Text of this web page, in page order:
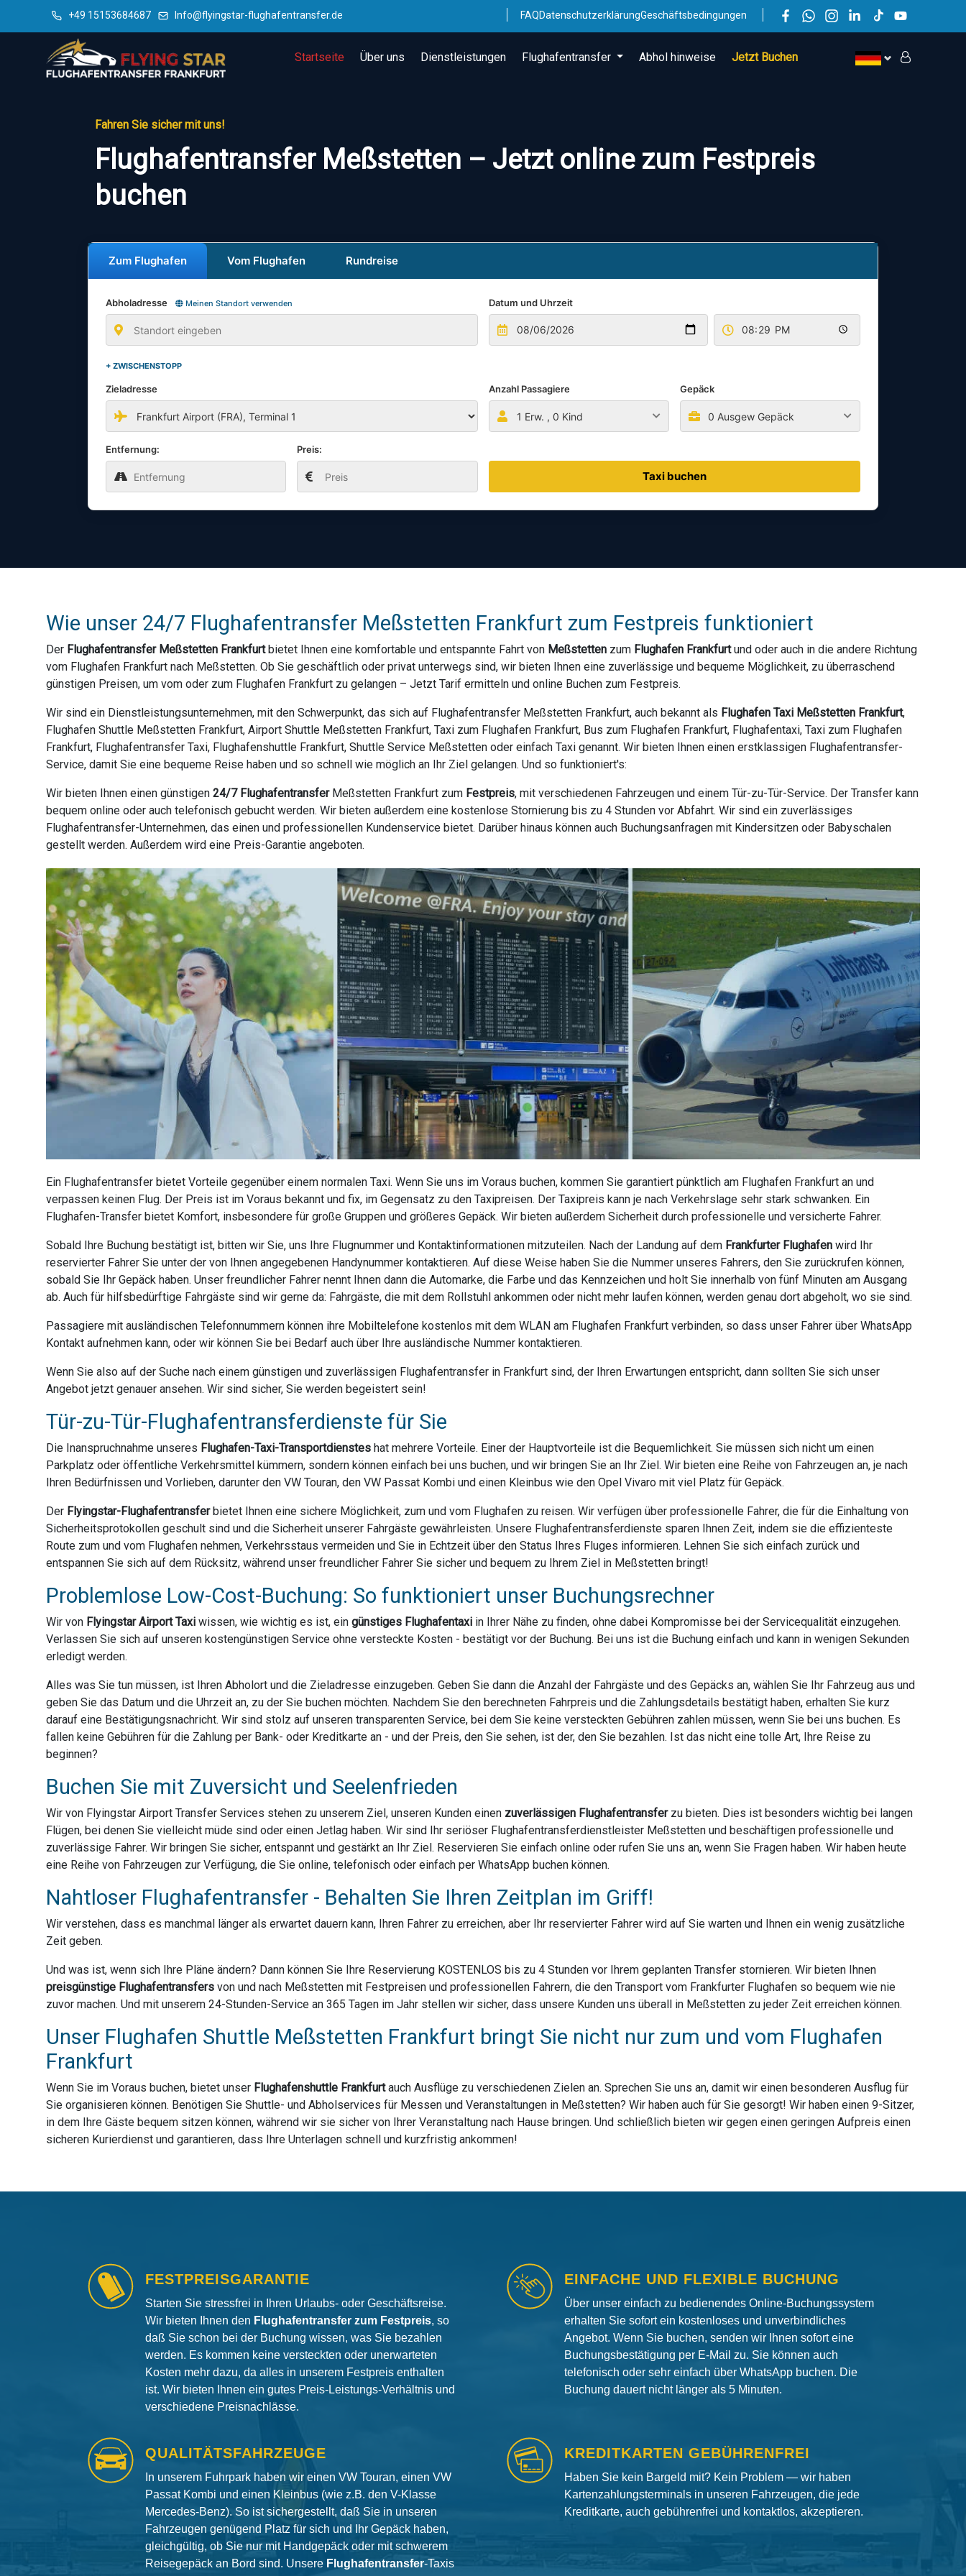
+49 15153684687 Info@flyingstar-flughafentransfer.de FAQDatenschutzerklärungGeschäftsbedingungen
Startseite Über uns Dienstleistungen Flughafentransfer Abhol hinweise Jetzt Buchen
Fahren Sie sicher mit uns!
Flughafentransfer Meßstetten – Jetzt online zum Festpreis
buchen
Zum Flughafen Vom Flughafen Rundreise
Abholadresse Meinen Standort verwenden
+ ZWISCHENSTOPP
Datum und Uhrzeit
Zieladresse Anzahl Passagiere
1 Erw. , 0 Kind
Gepäck
0 Ausgew Gepäck
Entfernung: Preis:
Taxi buchen
Wie unser 24/7 Flughafentransfer Meßstetten Frankfurt zum Festpreis funktioniert
Der Flughafentransfer Meßstetten Frankfurtbietet Ihnen eine komfortable und entspannte Fahrt von Meßstetten zum Flughafen Frankfurtund oder auch in die andere Richtung
vom Flughafen Frankfurt nach Meßstetten. Ob Sie geschäftlich oder privat unterwegs sind, wir bieten Ihnen eine zuverlässige und bequeme Möglichkeit, zu überraschend
günstigen Preisen, um vom oder zum Flughafen Frankfurt zu gelangen – Jetzt Tarif ermitteln und online Buchen zum Festpreis.
Wir sind ein Dienstleistungsunternehmen, mit den Schwerpunkt, das sich auf Flughafentransfer Meßstetten Frankfurt, auch bekannt als Flughafen Taxi Meßstetten Frankfurt,
Flughafen Shuttle Meßstetten Frankfurt, Airport Shuttle Meßstetten Frankfurt, Taxi zum Flughafen Frankfurt, Bus zum Flughafen Frankfurt, Flughafentaxi, Taxi zum Flughafen
Frankfurt, Flughafentransfer Taxi, Flughafenshuttle Frankfurt, Shuttle Service Meßstetten oder einfach Taxi genannt. Wir bieten Ihnen einen erstklassigen Flughafentransfer-
Service, damit Sie eine bequeme Reise haben und so schnell wie möglich an Ihr Ziel gelangen. Und so funktioniert's:
Wir bieten Ihnen einen günstigen 24/7 FlughafentransferMeßstetten Frankfurt zum Festpreis, mit verschiedenen Fahrzeugen und einem Tür-zu-Tür-Service. Der Transfer kann
bequem online oder auch telefonisch gebucht werden. Wir bieten außerdem eine kostenlose Stornierung bis zu 4 Stunden vor Abfahrt. Wir sind ein zuverlässiges
Flughafentransfer-Unternehmen, das einen und professionellen Kundenservice bietet. Darüber hinaus können auch Buchungsanfragen mit Kindersitzen oder Babyschalen
gestellt werden. Außerdem wird eine Preis-Garantie angeboten.
Ein Flughafentransfer bietet Vorteile gegenüber einem normalen Taxi. Wenn Sie uns im Voraus buchen, kommen Sie garantiert pünktlich am Flughafen Frankfurt an und
verpassen keinen Flug. Der Preis ist im Voraus bekannt und fix, im Gegensatz zu den Taxipreisen. Der Taxipreis kann je nach Verkehrslage sehr stark schwanken. Ein
Flughafen-Transfer bietet Komfort, insbesondere für große Gruppen und größeres Gepäck. Wir bieten außerdem Sicherheit durch professionelle und versicherte Fahrer.
Sobald Ihre Buchung bestätigt ist, bitten wir Sie, uns Ihre Flugnummer und Kontaktinformationen mitzuteilen. Nach der Landung auf dem Frankfurter Flughafen wird Ihr
reservierter Fahrer Sie unter der von Ihnen angegebenen Handynummer kontaktieren. Auf diese Weise haben Sie die Nummer unseres Fahrers, den Sie zurückrufen können,
sobald Sie Ihr Gepäck haben. Unser freundlicher Fahrer nennt Ihnen dann die Automarke, die Farbe und das Kennzeichen und holt Sie innerhalb von fünf Minuten am Ausgang
ab. Auch für hilfsbedürftige Fahrgäste sind wir gerne da: Fahrgäste, die mit dem Rollstuhl ankommen oder nicht mehr laufen können, werden genau dort abgeholt, wo sie sind.
Passagiere mit ausländischen Telefonnummern können ihre Mobiltelefone kostenlos mit dem WLAN am Flughafen Frankfurt verbinden, so dass unser Fahrer über WhatsApp
Kontakt aufnehmen kann, oder wir können Sie bei Bedarf auch über Ihre ausländische Nummer kontaktieren.
Wenn Sie also auf der Suche nach einem günstigen und zuverlässigen Flughafentransfer in Frankfurt sind, der Ihren Erwartungen entspricht, dann sollten Sie sich unser
Angebot jetzt genauer ansehen. Wir sind sicher, Sie werden begeistert sein!
Tür-zu-Tür-Flughafentransferdienste für Sie
Die Inanspruchnahme unseres Flughafen-Taxi-Transportdienstes hat mehrere Vorteile. Einer der Hauptvorteile ist die Bequemlichkeit. Sie müssen sich nicht um einen
Parkplatz oder öffentliche Verkehrsmittel kümmern, sondern können einfach bei uns buchen, und wir bringen Sie an Ihr Ziel. Wir bieten eine Reihe von Fahrzeugen an, je nach
Ihren Bedürfnissen und Vorlieben, darunter den VW Touran, den VW Passat Kombi und einen Kleinbus wie den Opel Vivaro mit viel Platz für Gepäck.
Der Flyingstar-Flughafentransferbietet Ihnen eine sichere Möglichkeit, zum und vom Flughafen zu reisen. Wir verfügen über professionelle Fahrer, die für die Einhaltung von
Sicherheitsprotokollen geschult sind und die Sicherheit unserer Fahrgäste gewährleisten. Unsere Flughafentransferdienste sparen Ihnen Zeit, indem sie die effizienteste
Route zum und vom Flughafen nehmen, Verkehrsstaus vermeiden und Sie in Echtzeit über den Status Ihres Fluges informieren. Lehnen Sie sich einfach zurück und
entspannen Sie sich auf dem Rücksitz, während unser freundlicher Fahrer Sie sicher und bequem zu Ihrem Ziel in Meßstetten bringt!
Problemlose Low-Cost-Buchung: So funktioniert unser Buchungsrechner
Wir von Flyingstar Airport Taxi wissen, wie wichtig es ist, ein günstiges Flughafentaxi in Ihrer Nähe zu finden, ohne dabei Kompromisse bei der Servicequalität einzugehen.
Verlassen Sie sich auf unseren kostengünstigen Service ohne versteckte Kosten - bestätigt vor der Buchung. Bei uns ist die Buchung einfach und kann in wenigen Sekunden
erledigt werden.
Alles was Sie tun müssen, ist Ihren Abholort und die Zieladresse einzugeben. Geben Sie dann die Anzahl der Fahrgäste und des Gepäcks an, wählen Sie Ihr Fahrzeug aus und
geben Sie das Datum und die Uhrzeit an, zu der Sie buchen möchten. Nachdem Sie den berechneten Fahrpreis und die Zahlungsdetails bestätigt haben, erhalten Sie kurz
darauf eine Bestätigungsnachricht. Wir sind stolz auf unseren transparenten Service, bei dem Sie keine versteckten Gebühren zahlen müssen, wenn Sie bei uns buchen. Es
fallen keine Gebühren für die Zahlung per Bank- oder Kreditkarte an - und der Preis, den Sie sehen, ist der, den Sie bezahlen. Ist das nicht eine tolle Art, Ihre Reise zu
beginnen?
Buchen Sie mit Zuversicht und Seelenfrieden
Wir von Flyingstar Airport Transfer Services stehen zu unserem Ziel, unseren Kunden einen zuverlässigen Flughafentransferzu bieten. Dies ist besonders wichtig bei langen
Flügen, bei denen Sie vielleicht müde sind oder einen Jetlag haben. Wir sind Ihr seriöser Flughafentransferdienstleister Meßstetten und beschäftigen professionelle und
zuverlässige Fahrer. Wir bringen Sie sicher, entspannt und gestärkt an Ihr Ziel. Reservieren Sie einfach online oder rufen Sie uns an, wenn Sie Fragen haben. Wir haben heute
eine Reihe von Fahrzeugen zur Verfügung, die Sie online, telefonisch oder einfach per WhatsApp buchen können.
Nahtloser Flughafentransfer - Behalten Sie Ihren Zeitplan im Griff!
Wir verstehen, dass es manchmal länger als erwartet dauern kann, Ihren Fahrer zu erreichen, aber Ihr reservierter Fahrer wird auf Sie warten und Ihnen ein wenig zusätzliche
Zeit geben.
Und was ist, wenn sich Ihre Pläne ändern? Dann können Sie Ihre Reservierung KOSTENLOS bis zu 4 Stunden vor Ihrem geplanten Transfer stornieren. Wir bieten Ihnen
preisgünstige Flughafentransfers von und nach Meßstetten mit Festpreisen und professionellen Fahrern, die den Transport vom Frankfurter Flughafen so bequem wie nie
zuvor machen. Und mit unserem 24-Stunden-Service an 365 Tagen im Jahr stellen wir sicher, dass unsere Kunden uns überall in Meßstetten zu jeder Zeit erreichen können.
Unser Flughafen Shuttle Meßstetten Frankfurt bringt Sie nicht nur zum und vom Flughafen
Frankfurt
Wenn Sie im Voraus buchen, bietet unser Flughafenshuttle Frankfurtauch Ausflüge zu verschiedenen Zielen an. Sprechen Sie uns an, damit wir einen besonderen Ausflug für
Sie organisieren können. Benötigen Sie Shuttle- und Abholservices für Messen und Veranstaltungen in Meßstetten? Wir haben auch für Sie gesorgt! Wir haben einen 9-Sitzer,
in dem Ihre Gäste bequem sitzen können, während wir sie sicher von Ihrer Veranstaltung nach Hause bringen. Und schließlich bieten wir gegen einen geringen Aufpreis einen
sicheren Kurierdienst und garantieren, dass Ihre Unterlagen schnell und kurzfristig ankommen!
FESTPREISGARANTIE
Starten Sie stressfrei in Ihren Urlaubs- oder Geschäftsreise.
Wir bieten Ihnen den Flughafentransfer zum Festpreis, so
daß Sie schon bei der Buchung wissen, was Sie bezahlen
werden. Es kommen keine versteckten oder unerwarteten
Kosten mehr dazu, da alles in unserem Festpreis enthalten
ist. Wir bieten Ihnen ein gutes Preis-Leistungs-Verhältnis und
verschiedene Preisnachlässe.
EINFACHE UND FLEXIBLE BUCHUNG
Über unser einfach zu bedienendes Online-Buchungssystem
erhalten Sie sofort ein kostenloses und unverbindliches
Angebot. Wenn Sie buchen, senden wir Ihnen sofort eine
Buchungsbestätigung per E-Mail zu. Sie können auch
telefonisch oder sehr einfach über WhatsApp buchen. Die
Buchung dauert nicht länger als 5 Minuten.
QUALITÄTSFAHRZEUGE
In unserem Fuhrpark haben wir einen VW Touran, einen VW
Passat Kombi und einen Kleinbus (wie z.B. den V-Klasse
Mercedes-Benz). So ist sichergestellt, daß Sie in unseren
Fahrzeugen genügend Platz für sich und Ihr Gepäck haben,
gleichgültig, ob Sie nur mit Handgepäck oder mit schwerem
Reisegepäck an Bord sind. Unsere Flughafentransfer-Taxis
KREDITKARTEN GEBÜHRENFREI
Haben Sie kein Bargeld mit? Kein Problem — wir haben
Kartenzahlungsterminals in unseren Fahrzeugen, die jede
Kreditkarte, auch gebührenfrei und kontaktlos, akzeptieren.